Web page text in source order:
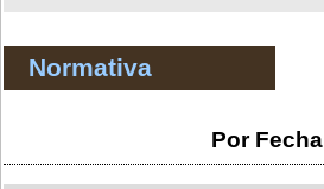
Normativa
Por Fecha